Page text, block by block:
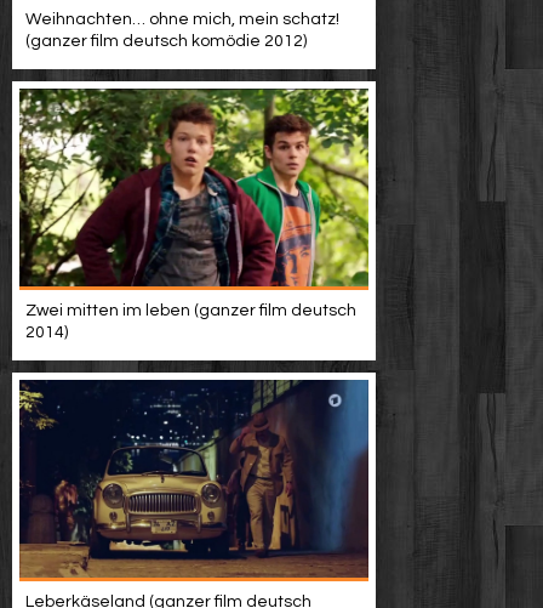
Weihnachten… ohne mich, mein schatz!
(ganzer film deutsch komödie 2012)
Zwei mitten im leben (ganzer film deutsch
2014)
Leberkäseland (ganzer film deutsch